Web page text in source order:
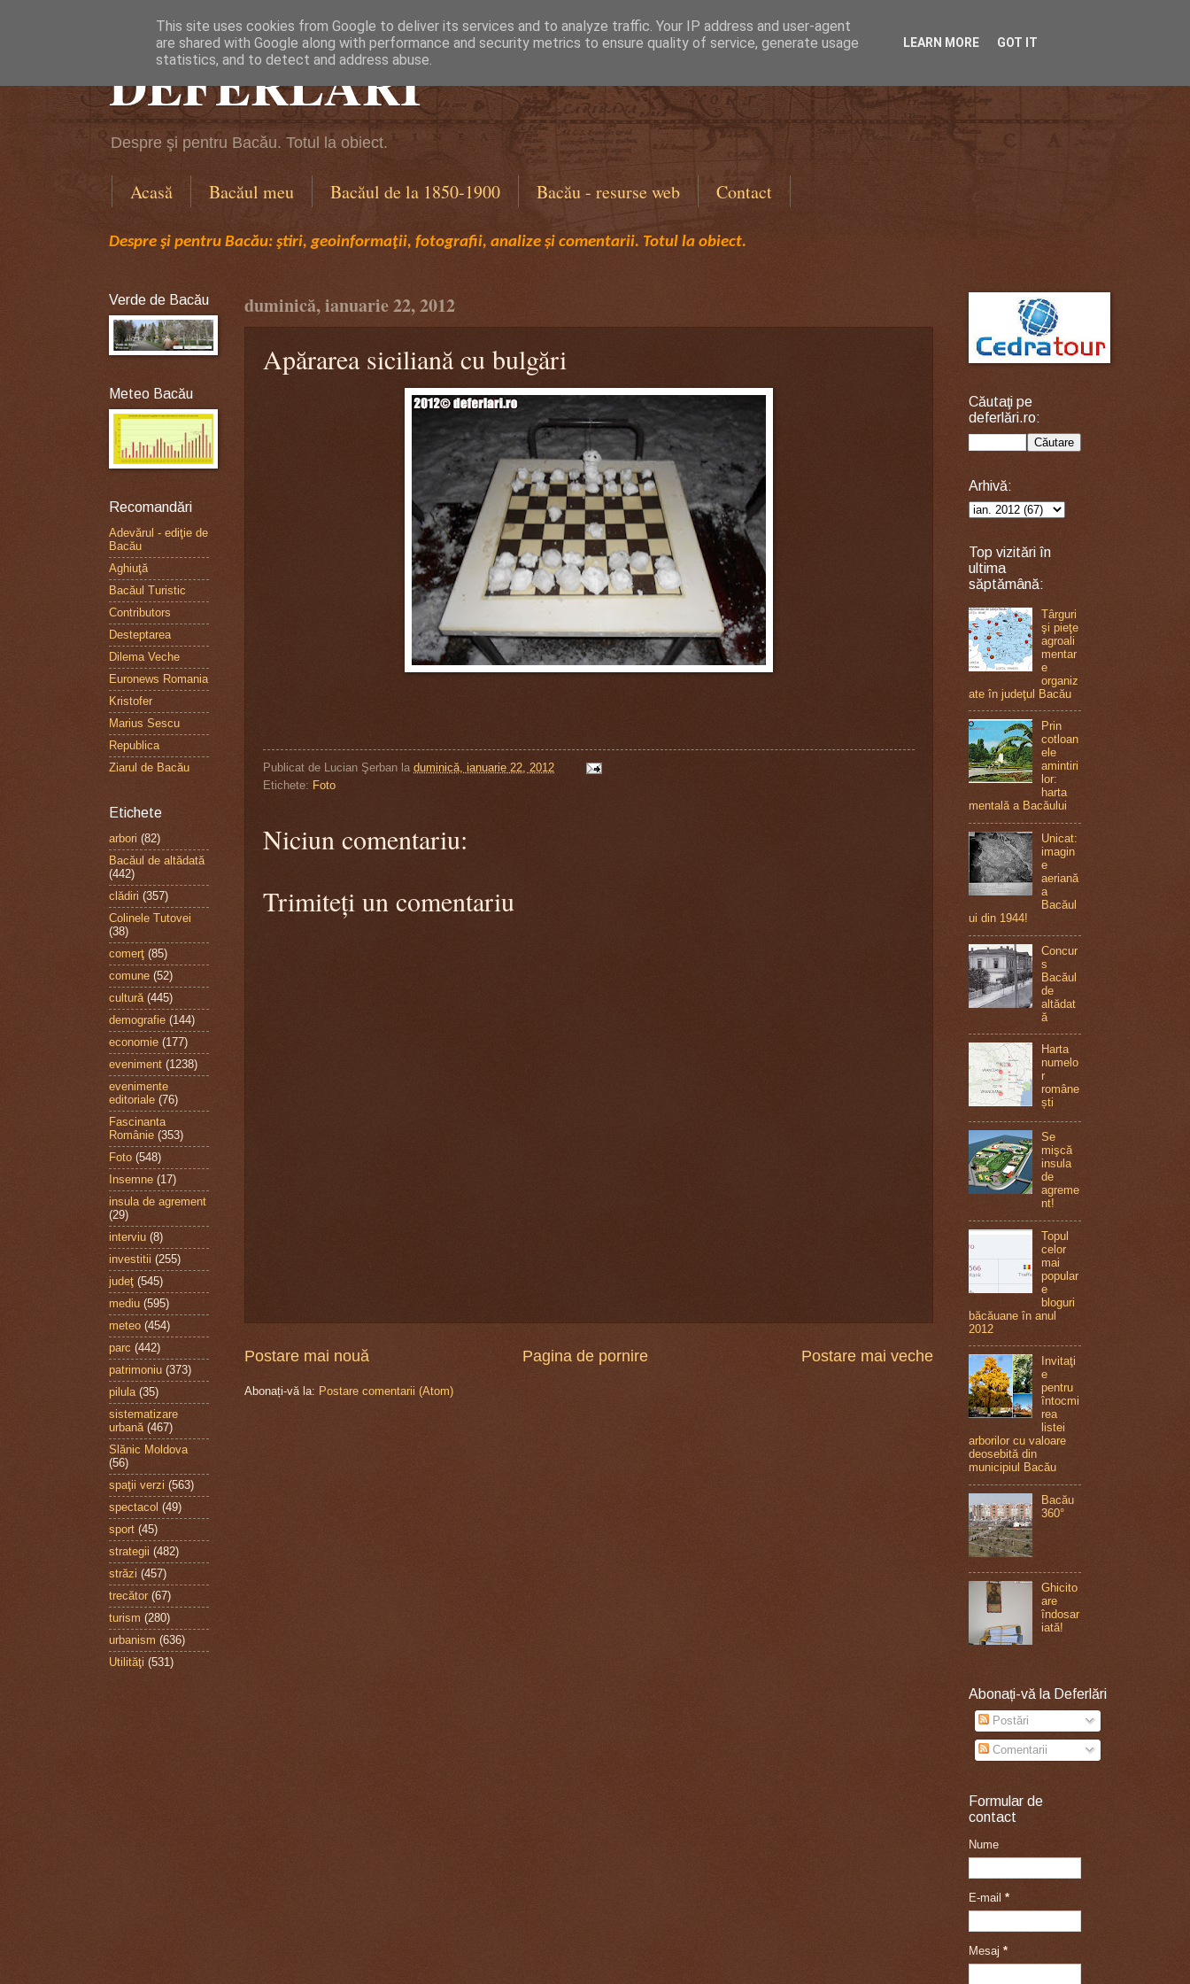
DEFERLĂRI
Despre şi pentru Bacău. Totul la obiect.
Acasă Bacăul meu Bacăul de la 1850-1900 Bacău - resurse web Contact
Despre şi pentru Bacău: ştiri, geoinformaţii, fotografii, analize și comentarii. Totul la obiect.
duminică, ianuarie 22, 2012
Apărarea siciliană cu bulgări
Publicat de Lucian Şerban la duminică, ianuarie 22, 2012
Etichete: Foto
Niciun comentariu:
Trimiteți un comentariu
Postare mai nouă Postare mai veche
Pagina de pornire
Abonați-vă la: Postare comentarii (Atom)
Verde de Bacău
Meteo Bacău
Recomandări
Adevărul - ediţie de
Bacău
Aghiuţă
Bacăul Turistic
Contributors
Desteptarea
Dilema Veche
Euronews Romania
Kristofer
Marius Sescu
Republica
Ziarul de Bacău
Etichete
arbori (82)
Bacăul de altădată
(442)
clădiri (357)
Colinele Tutovei
(38)
comerţ (85)
comune (52)
cultură (445)
demografie (144)
economie (177)
eveniment (1238)
evenimente
editoriale (76)
Fascinanta
Românie (353)
Foto (548)
Insemne (17)
insula de agrement
(29)
interviu (8)
investitii (255)
judeţ (545)
mediu (595)
meteo (454)
parc (442)
patrimoniu (373)
pilula (35)
sistematizare
urbană (467)
Slănic Moldova
(56)
spaţii verzi (563)
spectacol (49)
sport (45)
strategii (482)
străzi (457)
trecător (67)
turism (280)
urbanism (636)
Utilităţi (531)
Căutaţi pe
deferlări.ro:
Arhivă:
Top vizitări în
ultima
săptămână:
Târguri
şi pieţe
agroali
mentar
e
organiz
ate în judeţul Bacău
Prin
cotloan
ele
amintiri
lor:
harta
mentală a Bacăului
Unicat:
imagin
e
aeriană
a
Bacăul
ui din 1944!
Concur
s
Bacăul
de
altădat
ă
Harta
numelo
r
române
ști
Se
mişcă
insula
de
agreme
nt!
Topul
celor
mai
popular
e
bloguri
băcăuane în anul
2012
Invitaţi
e
pentru
întocmi
rea
listei
arborilor cu valoare
deosebită din
municipiul Bacău
Bacău
360°
Ghicito
are
îndosar
iată!
Abonați-vă la Deferlări
Postări
Comentarii
Formular de
contact
Nume
E-mail *
Mesaj *
This site uses cookies from Google to deliver its services and to analyze traffic. Your IP address and user-agent
are shared with Google along with performance and security metrics to ensure quality of service, generate usage
statistics, and to detect and address abuse.
LEARN MORE GOT IT